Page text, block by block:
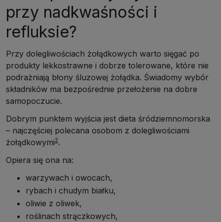
przy nadkwaśności i
refluksie?
Przy dolegliwościach żołądkowych warto sięgać po
produkty lekkostrawne i dobrze tolerowane, które nie
podrażniają błony śluzowej żołądka. Świadomy wybór
składników ma bezpośrednie przełożenie na dobre
samopoczucie.
Dobrym punktem wyjścia jest dieta śródziemnomorska
– najczęściej polecana osobom z dolegliwościami
żołądkowymi2.
Opiera się ona na:
warzywach i owocach,
rybach i chudym białku,
oliwie z oliwek,
roślinach strączkowych,